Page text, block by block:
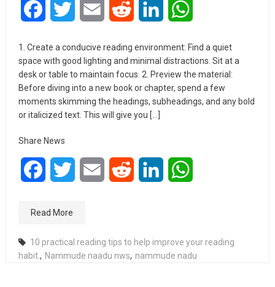
FacebookTwitter Email Reddit LinkedIn
1. Create a conducive reading environment: Find a quiet
space with good lighting and minimal distractions. Sit at a
desk or table to maintain focus. 2. Preview the material:
Before diving into a new book or chapter, spend a few
moments skimming the headings, subheadings, and any bold
or italicized text. This will give you […]
Share News
FacebookTwitter Email Reddit LinkedIn
Read More
10 practical reading tips to help improve your reading
habit., Nammude naadu nws, nammude nadu